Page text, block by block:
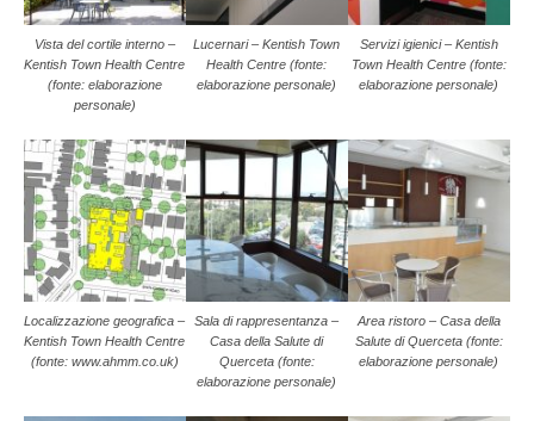
Vista del cortile interno –
Kentish Town Health Centre
(fonte: elaborazione
personale)
Lucernari – Kentish Town
Health Centre (fonte:
elaborazione personale)
Servizi igienici – Kentish
Town Health Centre (fonte:
elaborazione personale)
Localizzazione geografica –
Kentish Town Health Centre
(fonte: www.ahmm.co.uk)
Sala di rappresentanza –
Casa della Salute di
Querceta (fonte:
elaborazione personale)
Area ristoro – Casa della
Salute di Querceta (fonte:
elaborazione personale)